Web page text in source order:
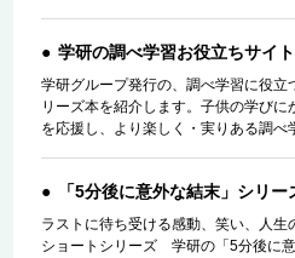
学研の調べ学習お役立ちサイ
学研グループ発行の、調べ学習に役立
リーズ本を紹介します。子供の学び
を応援し、より楽しく・実りある調べ
「5分後に意外な結末」シリー
ラストに待ち受ける感動、笑い、人
ショートシリーズ 学研の「5分後に